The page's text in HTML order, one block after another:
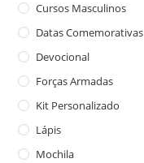
Cursos Masculinos
Datas Comemorativas
Devocional
Forças Armadas
Kit Personalizado
Lápis
Mochila